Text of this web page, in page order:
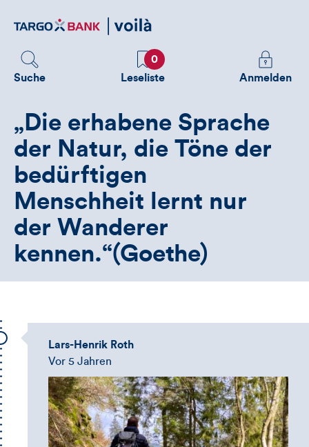
zum
Suche
Favoriten
0
Leseliste
Melden
Sie
um
zusätzliche
Anmelden
„Die erhabene Sprache
der Natur, die Töne der
bedürftigen
Menschheit lernt nur
der Wanderer
kennen.“(Goethe)
Lars-Henrik Roth
Vor 5 Jahren